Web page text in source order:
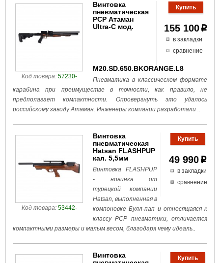
155 100 p
в закладки
сравнение
Код товара:57230-
Винтовка
пневматическая
PCP Атаман
Ultra-C мод.
M20.SD.650.BKORANGE.L8
Пневматика в классическом формате
карабина при преимуществе в точности, как правило, не
предполагает компактности. Опровергнуть это удалось
российскому заводу Атаман. Инженеры компании разработали ..
49 990 p
в закладки
сравнение
Код товара:53442-
Винтовка
пневматическая
Hatsan FLASHPUP
кал. 5,5мм
Винтовка FLASHPUP
- новинка от
турецкой компании
Hatsan, выполненная в
компоновке Булл-пап и относящаяся к
классу РСР пневматики, отличается
компактными размеры и малым весом, благодаря чему идеаль..
Винтовка